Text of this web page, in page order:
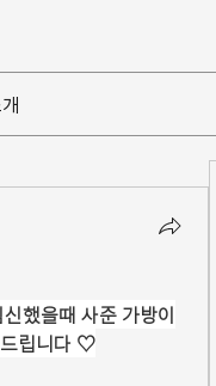
했을때 사준 가방이
드립니다 ♡